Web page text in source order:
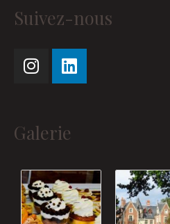
Suivez-nous
Instagram
Linkedin
Galerie